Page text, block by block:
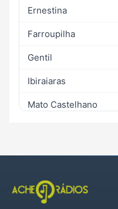
Ernestina
Farroupilha
Gentil
Ibiraiaras
Mato Castelhano
Vila Lângaro